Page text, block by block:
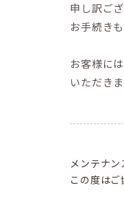
申し訳ご
お手続き
お客様に
いただき
メンテナン
この度はご